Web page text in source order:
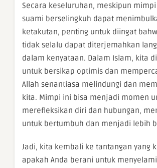
Secara keseluruhan, meskipun
suami berselingkuh dapat
ketakutan, penting untuk diingat
tidak selalu dapat diterjemahkan
dalam kenyataan. Dalam Islam, kita
untuk bersikap optimis dan
Allah senantiasa melindungi dan
kita. Mimpi ini bisa menjadi momen
merefleksikan diri dan hubungan,
untuk bertumbuh dan menjadi lebih
Jadi, kita kembali ke tantangan yang
apakah Anda berani untuk